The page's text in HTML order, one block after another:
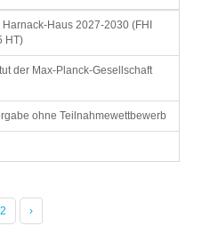
Haus 2027-2030 (FHI
HT)
der Max-Planck-Gesellschaft
ohne Teilnahmewettbewerb
2 ›